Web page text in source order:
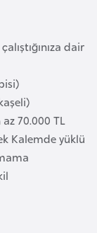
dair
70.000 TL
Kalemde yüklü